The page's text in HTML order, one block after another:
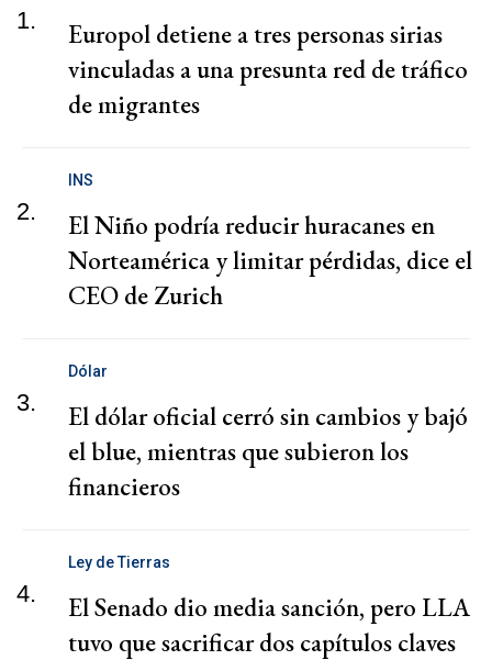
1.
Europol detiene a tres personas sirias
vinculadas a una presunta red de tráfico
de migrantes
2.
INS
El Niño podría reducir huracanes en
Norteamérica y limitar pérdidas, dice el
CEO de Zurich
3.
Dólar
El dólar oficial cerró sin cambios y bajó
el blue, mientras que subieron los
financieros
4.
Ley de Tierras
El Senado dio media sanción, pero LLA
tuvo que sacrificar dos capítulos claves